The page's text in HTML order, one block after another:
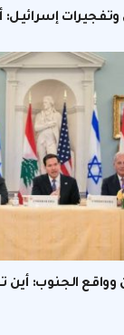
إسرائيل:
الجنوب: أين